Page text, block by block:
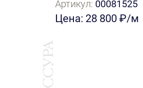
Артикул: 00081525
Цена: 28 800 ₽/м